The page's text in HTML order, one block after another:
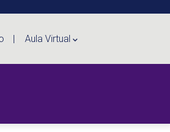
Aula Virtual